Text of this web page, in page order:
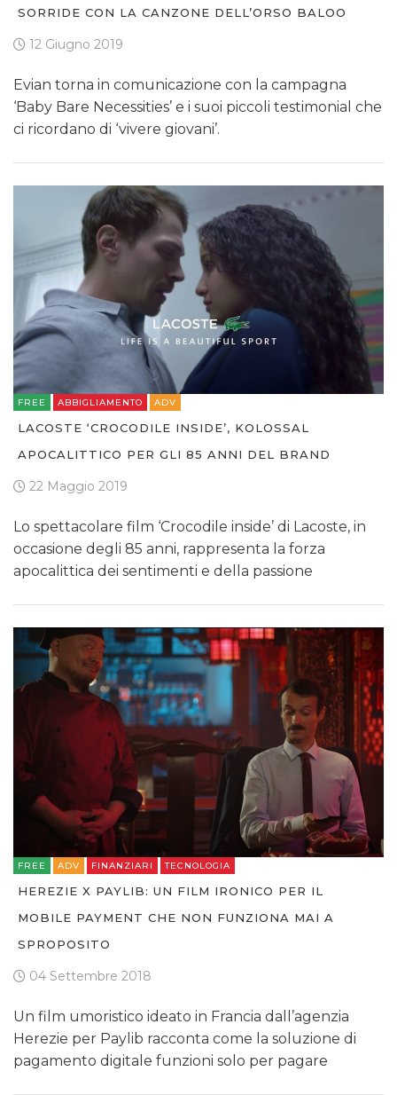
SORRIDE CON LA CANZONE DELL’ORSO BALOO
12 Giugno 2019
Evian torna in comunicazione con la campagna
‘Baby Bare Necessities’ e i suoi piccoli testimonial che
ci ricordano di ‘vivere giovani’.
FREE ABBIGLIAMENTO ADV
LACOSTE ‘CROCODILE INSIDE’, KOLOSSAL
APOCALITTICO PER GLI 85 ANNI DEL BRAND
22 Maggio 2019
Lo spettacolare film ‘Crocodile inside’ di Lacoste, in
occasione degli 85 anni, rappresenta la forza
apocalittica dei sentimenti e della passione
FREE ADV FINANZIARI TECNOLOGIA
HEREZIE X PAYLIB: UN FILM IRONICO PER IL
MOBILE PAYMENT CHE NON FUNZIONA MAI A
SPROPOSITO
04 Settembre 2018
Un film umoristico ideato in Francia dall’agenzia
Herezie per Paylib racconta come la soluzione di
pagamento digitale funzioni solo per pagare